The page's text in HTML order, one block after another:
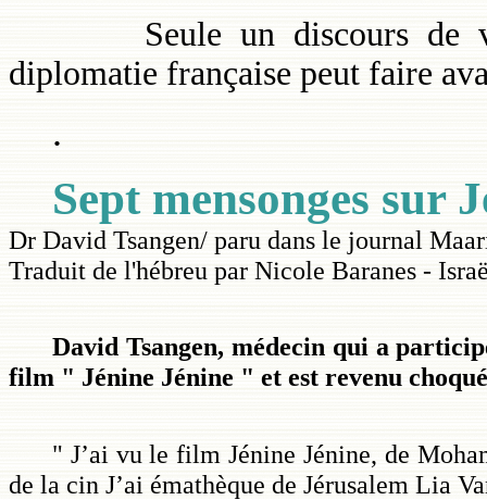
Seule un discours de
diplomatie française peut faire
.
Sept mensonges sur
Dr David Tsangen/ paru dans le journal
Traduit de l'hébreu par Nicole Baranes -
David Tsangen, médecin qui a
film " Jénine Jénine " et est revenu
" J’ai vu le film Jénine Jénine, de
de la cin J’ai émathèque de Jérusalem Lia